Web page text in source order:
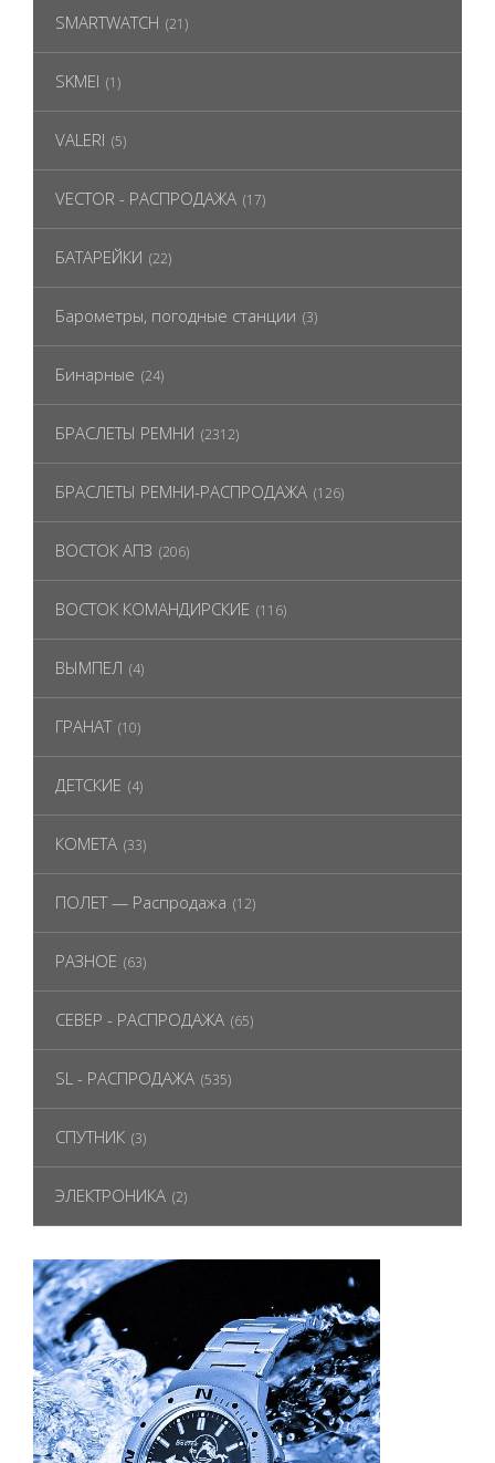
SMARTWATCH (21)
SKMEI (1)
VALERI (5)
VECTOR - РАСПРОДАЖА (17)
БАТАРЕЙКИ (22)
Барометры, погодные станции (3)
Бинарные (24)
БРАСЛЕТЫ РЕМНИ (2312)
БРАСЛЕТЫ РЕМНИ-РАСПРОДАЖА (126)
ВОСТОК АПЗ (206)
ВОСТОК КОМАНДИРСКИЕ (116)
ВЫМПЕЛ (4)
ГРАНАТ (10)
ДЕТСКИЕ (4)
КОМЕТА (33)
ПОЛЕТ — Распродажа (12)
РАЗНОЕ (63)
СЕВЕР - РАСПРОДАЖА (65)
SL - РАСПРОДАЖА (535)
СПУТНИК (3)
ЭЛЕКТРОНИКА (2)